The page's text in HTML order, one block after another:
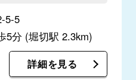
5-5
5分 (堀切駅 2.3km)
詳細を見る